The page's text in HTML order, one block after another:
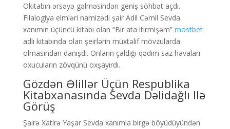
Okitabın ərsəyə gəlməsindən geniş söhbət açdı.
Filalogiya elmləri namizədi şair Adil Cəmil Sevda
xanımın üçüncü kitabı olan “Bir ata itirmişəm” mostbet
adlı kitabında olan şeirlərin müxtəlif mövzularda
olmasından danışdı. Onların çaldığı qədim saz havaları
oxucuların zövqünü oxşayırdı.
Gözdən Əlillər Üçün Respublika
Kitabxanasında Sevda Dəlidağlı Ilə
Görüş
Şairə Xatirə Yaşar Sevda xanımla birgə böyüdüyündən